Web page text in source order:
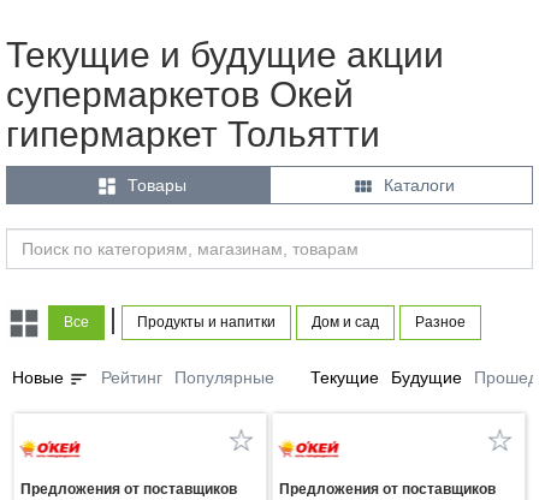
Текущие и будущие акции
супермаркетов Окей
гипермаркет Тольятти
 Товары  Каталоги
Все | Продукты и напитки Дом и сад Разное
Новые sort Рейтинг Популярные Текущие Будущие
Предложения от поставщиков
Предложения от поставщиков